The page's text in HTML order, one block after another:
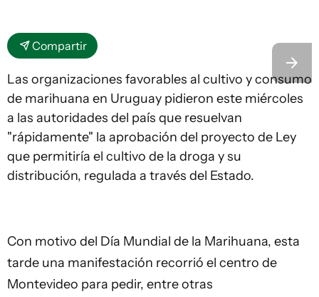
Compartir
Las organizaciones favorables al cultivo y consumo
de marihuana en Uruguay pidieron este miércoles
a las autoridades del país que resuelvan
"rápidamente" la aprobación del proyecto de Ley
que permitiría el cultivo de la droga y su
distribución, regulada a través del Estado.
Con motivo del Día Mundial de la Marihuana, esta
tarde una manifestación recorrió el centro de
Montevideo para pedir, entre otras